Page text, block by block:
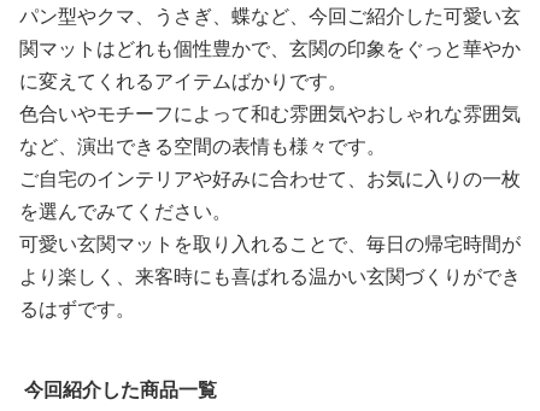
パン型やクマ、うさぎ、蝶など、今回ご紹介した可愛い玄
関マットはどれも個性豊かで、玄関の印象をぐっと華やか
に変えてくれるアイテムばかりです。
色合いやモチーフによって和む雰囲気やおしゃれな雰囲気
など、演出できる空間の表情も様々です。
ご自宅のインテリアや好みに合わせて、お気に入りの一枚
を選んでみてください。
可愛い玄関マットを取り入れることで、毎日の帰宅時間が
より楽しく、来客時にも喜ばれる温かい玄関づくりができ
るはずです。
今回紹介した商品一覧